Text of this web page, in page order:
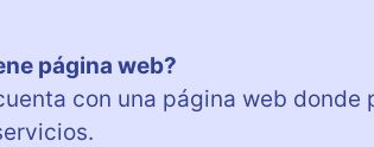
página web?
con una página web donde